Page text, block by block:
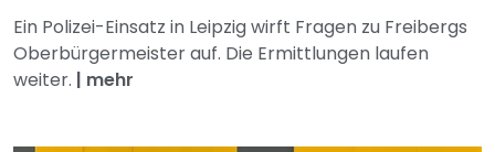
Ein Polizei-Einsatz in Leipzig wirft Fragen zu Freibergs
Oberbürgermeister auf. Die Ermittlungen laufen
weiter. | mehr